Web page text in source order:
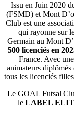
Issu en Juin 2020
(FSMD) et Mont
Club est une
qui rayonne sur
Germain au Mont
500 licenciés en
France. Avec
animateurs
tous les licenciés
Le GOAL Futsal
le LABEL